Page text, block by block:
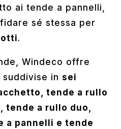
ai tende a pannelli,
sé stessa per
.
Windeco offre
suddivise insei
tende a rullo
tende a rullo duo,
a pannelli e tende